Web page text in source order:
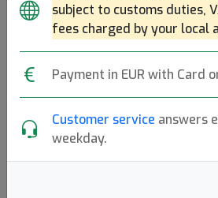
subject to customs duties,
fees charged by your local
Payment in EUR with Card
Customer service answers
weekday.
Populära
EMac Judge
Dynamic